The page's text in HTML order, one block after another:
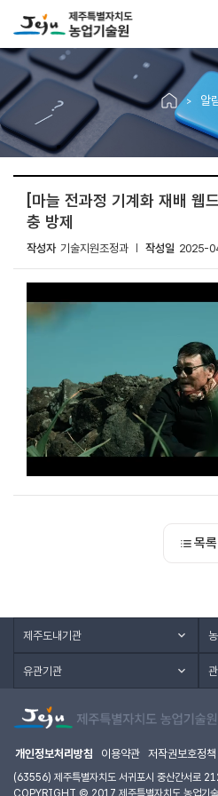
알
[마늘 전과정 기계화 재배 웹
충 방제
작성자 기술지원조정과 작성일 2025-
목록
제주도내기관
유관기관
개인정보처리방침 이용약관 저작권보호정책
(63556) 제주특별자치도 서귀포시 중산간서로